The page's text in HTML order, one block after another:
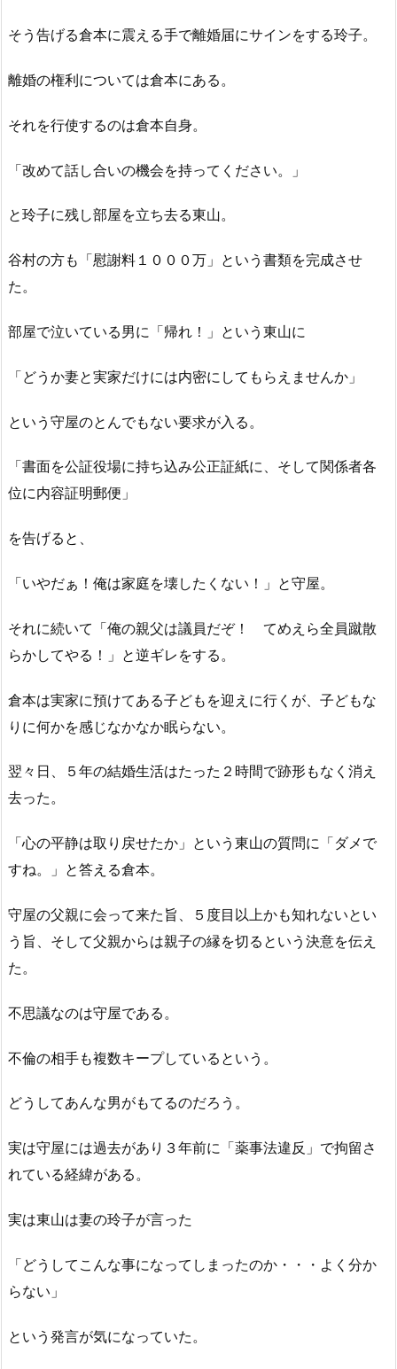
そう告げる倉本に震える手で離婚届にサインをする玲子。
離婚の権利については倉本にある。
それを行使するのは倉本自身。
「改めて話し合いの機会を持ってください。」
と玲子に残し部屋を立ち去る東山。
谷村の方も「慰謝料１０００万」という書類を完成させ
た。
部屋で泣いている男に「帰れ！」という東山に
「どうか妻と実家だけには内密にしてもらえませんか」
という守屋のとんでもない要求が入る。
「書面を公証役場に持ち込み公正証紙に、そして関係者各
位に内容証明郵便」
を告げると、
「いやだぁ！俺は家庭を壊したくない！」と守屋。
それに続いて「俺の親父は議員だぞ！ てめえら全員蹴散
らかしてやる！」と逆ギレをする。
倉本は実家に預けてある子どもを迎えに行くが、子どもな
りに何かを感じなかなか眠らない。
翌々日、５年の結婚生活はたった２時間で跡形もなく消え
去った。
「心の平静は取り戻せたか」という東山の質問に「ダメで
すね。」と答える倉本。
守屋の父親に会って来た旨、５度目以上かも知れないとい
う旨、そして父親からは親子の縁を切るという決意を伝え
た。
不思議なのは守屋である。
不倫の相手も複数キープしているという。
どうしてあんな男がもてるのだろう。
実は守屋には過去があり３年前に「薬事法違反」で拘留さ
れている経緯がある。
実は東山は妻の玲子が言った
「どうしてこんな事になってしまったのか・・・よく分か
らない」
という発言が気になっていた。